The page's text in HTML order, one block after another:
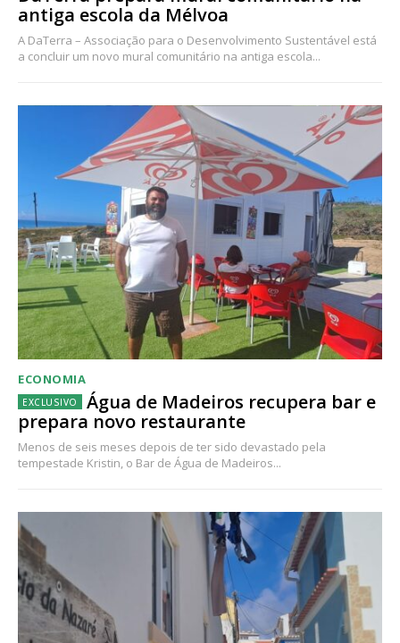
antiga escola da Mélvoa
A DaTerra – Associação para o Desenvolvimento Sustentável está
a concluir um novo mural comunitário na antiga escola...
ECONOMIA
Água de Madeiros recupera bar e
prepara novo restaurante
Menos de seis meses depois de ter sido devastado pela
tempestade Kristin, o Bar de Água de Madeiros...